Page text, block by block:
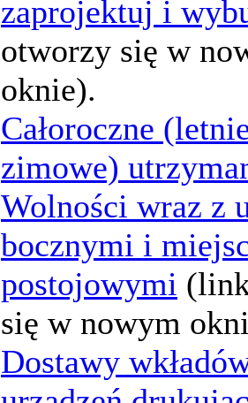
zaprojektuj i
otworzy się w
oknie).
Całoroczne
zimowe)
Wolności wraz z
bocznymi i
postojowymi
się w nowym
Dostawy